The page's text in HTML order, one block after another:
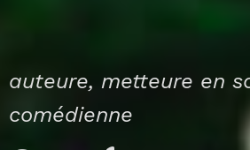
auteure, metteure en
comédienne